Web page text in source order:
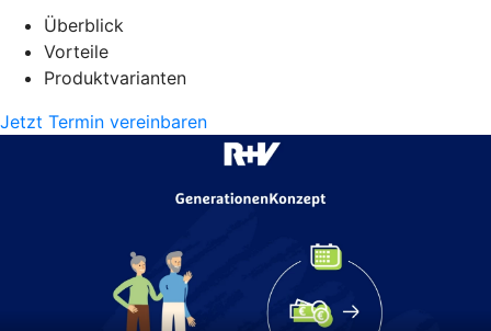
Überblick
Vorteile
Produktvarianten
Jetzt Termin vereinbaren